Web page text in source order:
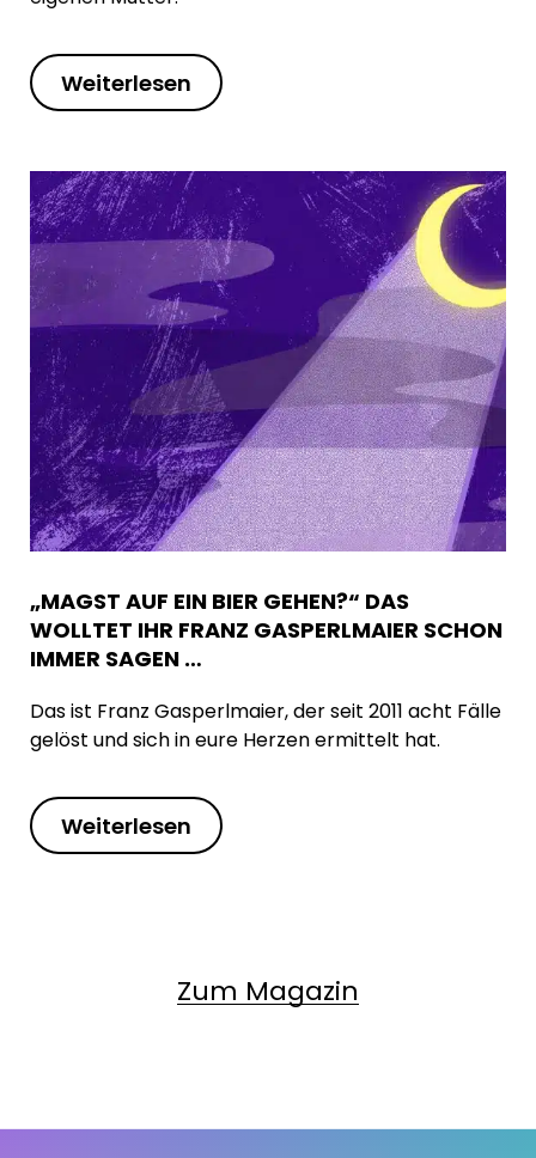
Weiterlesen
„MAGST AUF EIN BIER GEHEN?“ DAS
WOLLTET IHR FRANZ GASPERLMAIER SCHON
IMMER SAGEN …
Das ist Franz Gasperlmaier, der seit 2011 acht Fälle
gelöst und sich in eure Herzen ermittelt hat.
Weiterlesen
Zum Magazin